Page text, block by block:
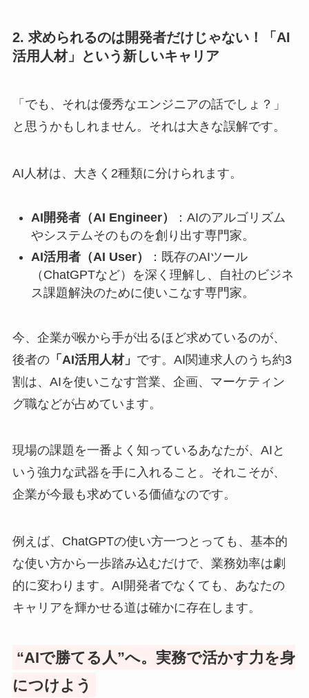
2. 求められるのは開発者だけじゃない！「AI
活用人材」という新しいキャリア
「でも、それは優秀なエンジニアの話でしょ？」
と思うかもしれません。それは大きな誤解です。
AI人材は、大きく2種類に分けられます。
AI開発者（AI Engineer）
：AIのアルゴリズム
やシステムそのものを創り出す専門家。
AI活用者（AI User）
：既存のAIツール
（ChatGPTなど）を深く理解し、自社のビジネ
ス課題解決のために使いこなす専門家。
今、企業が喉から手が出るほど求めているのが、
後者の「AI活用人材」 です。AI関連求人のうち約3
割は、AIを使いこなす営業、企画、マーケティン
グ職などが占めています。
現場の課題を一番よく知っているあなたが、AIと
いう強力な武器を手に入れること。それこそが、
企業が今最も求めている価値なのです。
例えば、ChatGPTの使い方一つとっても、基本的
な使い方から一歩踏み込むだけで、業務効率は劇
的に変わります。AI開発者でなくても、あなたの
キャリアを輝かせる道は確かに存在します。
“AIで勝てる人”へ。実務で活かす力を身
につけよう